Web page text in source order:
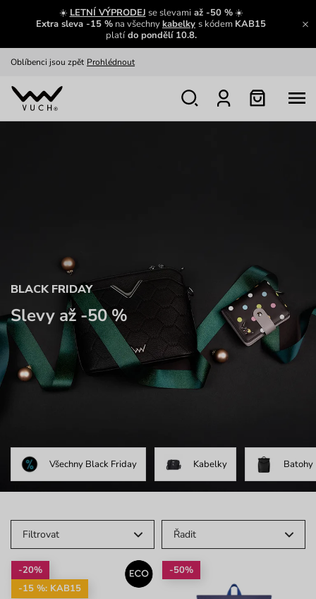
☀️ LETNÍ VÝPRODEJ se slevamiaž -50 %☀️
Extra sleva -15 % na všechnykabelky s kódem KAB15
platído pondělí 10.8.
Zajímavosti ze světa Vuch:
Zobrazit
Oblíbenci jsou zpět Prohlédnout
Nech se inspirovat
BLACK FRIDAY
Slevy až -50 %
Všechny Black Friday Kabelky Batohy
Filtrovat Řadit
-20%
-15 %: KAB15
-50%